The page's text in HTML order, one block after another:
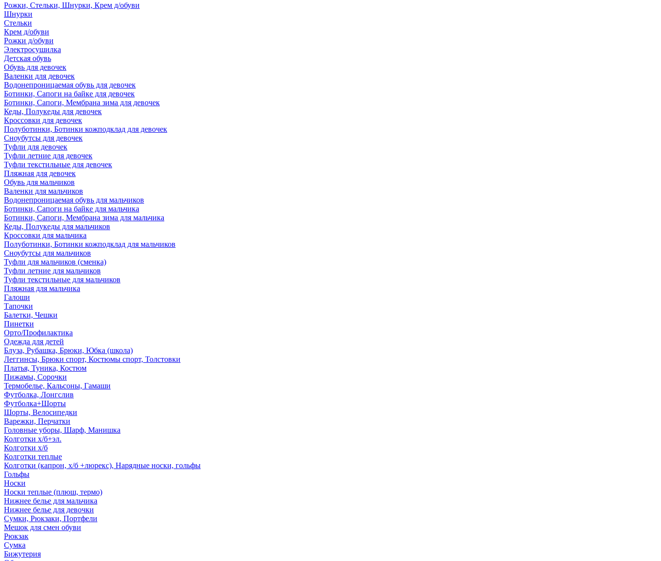
Рожки, Стельки, Шнурки, Крем д/обуви
Шнурки
Стельки
Крем д/обуви
Рожки д/обуви
Электросушилка
Детская обувь
Обувь для девочек
Валенки для девочек
Водонепроницаемая обувь для девочек
Ботинки, Сапоги на байке для девочек
Ботинки, Сапоги, Мембрана зима для девочек
Кеды, Полукеды для девочек
Кроссовки для девочек
Полуботинки, Ботинки кожподклад для девочек
Сноубутсы для девочек
Туфли для девочек
Туфли летние для девочек
Туфли текстильные для девочек
Пляжная для девочек
Обувь для мальчиков
Валенки для мальчиков
Водонепроницаемая обувь для мальчиков
Ботинки, Сапоги на байке для мальчика
Ботинки, Сапоги, Мембрана зима для мальчика
Кеды, Полукеды для мальчиков
Кроссовки для мальчика
Полуботинки, Ботинки кожподклад для мальчиков
Сноубутсы для мальчиков
Туфли для мальчиков (сменка)
Туфли летние для мальчиков
Туфли текстильные для мальчиков
Пляжная для мальчика
Галоши
Тапочки
Балетки, Чешки
Пинетки
Орто/Профилактика
Одежда для детей
Блуза, Рубашка, Брюки, Юбка (школа)
Леггинсы, Брюки спорт, Костюмы спорт, Толстовки
Платья, Туника, Костюм
Пижамы, Сорочки
Термобелье, Кальсоны, Гамаши
Футболка, Лонгслив
Футболка+Шорты
Шорты, Велосипедки
Варежки, Перчатки
Головные уборы, Шарф, Манишка
Колготки х/б+эл.
Колготки х/б
Колготки теплые
Колготки (капрон, х/б +люрекс), Нарядные носки, гольфы
Гольфы
Носки
Носки теплые (плюш, термо)
Нижнее белье для мальчика
Нижнее белье для девочки
Сумки, Рюкзаки, Портфели
Мешок для смен обуви
Рюкзак
Сумка
Бижутерия